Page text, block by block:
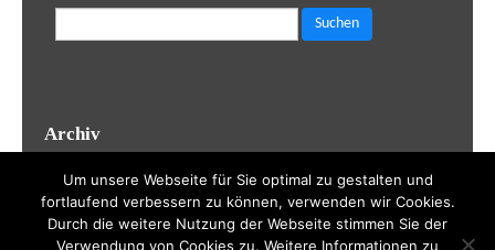
nach:
Archiv
Archiv
Um unsere Webseite für Sie optimal zu gestalten und
fortlaufend verbessern zu können, verwenden wir Cookies.
Durch die weitere Nutzung der Webseite stimmen Sie der
Verwendung von Cookies zu. Weitere Informationen zu